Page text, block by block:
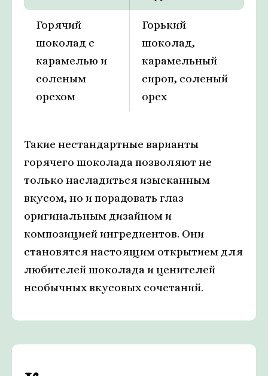
Горячий
шоколад с
карамелью и
соленым
орехом
Горький
шоколад,
карамельный
сироп, соленый
орех
Такие нестандартные варианты
горячего шоколада позволяют не
только насладиться изысканным
вкусом, но и порадовать глаз
оригинальным дизайном и
композицией ингредиентов. Они
становятся настоящим открытием для
любителей шоколада и ценителей
необычных вкусовых сочетаний.